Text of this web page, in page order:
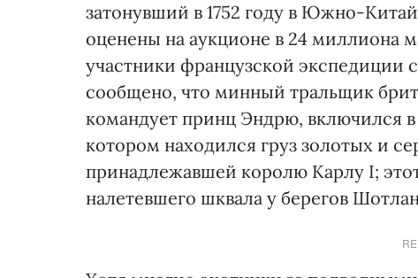
затонувший в 1752 году в Южно-
оценены на аукционе в 24 миллиона
участники французской экспедиции
сообщено, что минный тральщик
командует принц Эндрю, включился в
котором находился груз золотых и
принадлежавшей королю Карлу I;
налетевшего шквала у берегов